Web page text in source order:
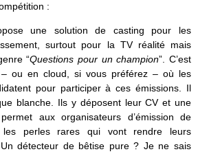
:
une solution de casting pour les
surtout pour la TV réalité mais
“Questions pour un champion”. C’est
ou en cloud, si vous préférez – où les
pour participer à ces émissions. Il
blanche. Ils y déposent leur CV et une
aux organisateurs d’émission de
les perles rares qui vont rendre leurs
détecteur de bêtise pure ? Je ne sais